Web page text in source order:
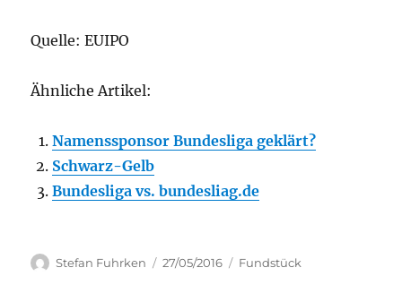
Quelle: EUIPO
Ähnliche Artikel:
Namenssponsor Bundesliga geklärt?
Schwarz-Gelb
Bundesliga vs. bundesliag.de
Author
Stefan Fuhrken
Posted
27/05/2016 Categories
Fundstück